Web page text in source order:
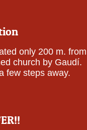
only 200 m. from
church by Gaudí.
few steps away.